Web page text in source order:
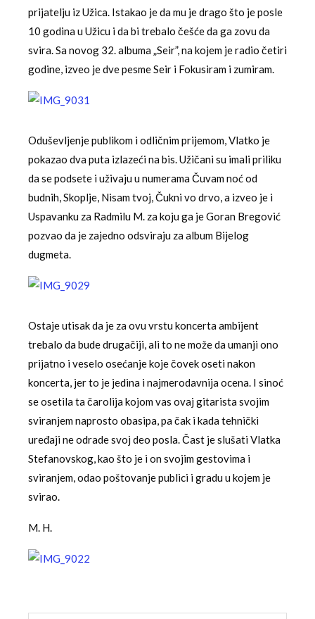
prijatelju iz Užica. Istakao je da mu je drago što je posle
10 godina u Užicu i da bi trebalo češće da ga zovu da
svira. Sa novog 32. albuma „Seir”, na kojem je radio četiri
godine, izveo je dve pesme Seir i Fokusiram i zumiram.
Oduševljenje publikom i odličnim prijemom, Vlatko je
pokazao dva puta izlazeći na bis. Užičani su imali priliku
da se podsete i uživaju u numerama Čuvam noć od
budnih, Skoplje, Nisam tvoj, Čukni vo drvo, a izveo je i
Uspavanku za Radmilu M. za koju ga je Goran Bregović
pozvao da je zajedno odsviraju za album Bijelog
dugmeta.
Ostaje utisak da je za ovu vrstu koncerta ambijent
trebalo da bude drugačiji, ali to ne može da umanji ono
prijatno i veselo osećanje koje čovek oseti nakon
koncerta, jer to je jedina i najmerodavnija ocena. I sinoć
se osetila ta čarolija kojom vas ovaj gitarista svojim
sviranjem naprosto obasipa, pa čak i kada tehnički
uređaji ne odrade svoj deo posla. Čast je slušati Vlatka
Stefanovskog, kao što je i on svojim gestovima i
sviranjem, odao poštovanje publici i gradu u kojem je
svirao.
M. H.